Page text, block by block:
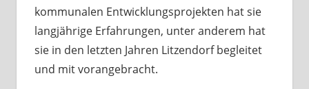
kommunalen Entwicklungsprojekten hat sie
langjährige Erfahrungen, unter anderem hat
sie in den letzten Jahren Litzendorf begleitet
und mit vorangebracht.